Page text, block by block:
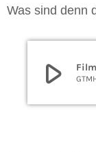
Was sind denn
play_arrow